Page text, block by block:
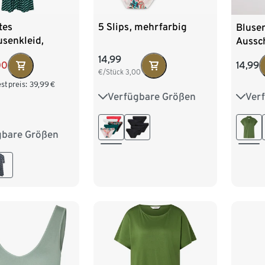
grün-weiß
39,99€
Größen
40 42
5 Slips, mehrfarbig
14,99
€/Stück3,00
Verfügbare Größen
S 36/38 M 40/42
L 44/46
14,99
S 36/
L